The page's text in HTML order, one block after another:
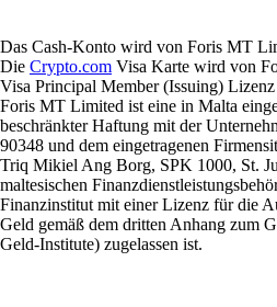
Das Cash-Konto wird von Foris MT
Die Crypto.com Visa Karte wird von
Visa Principal Member (Issuing)
Foris MT Limited ist eine in Malta
beschränkter Haftung mit der
90348 und dem eingetragenen
Triq Mikiel Ang Borg, SPK 1000, St.
maltesischen
Finanzinstitut mit einer Lizenz für die
Geld gemäß dem dritten Anhang zum
Geld-Institute) zugelassen ist.